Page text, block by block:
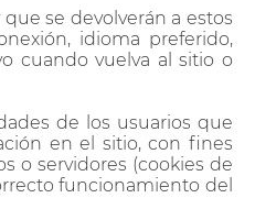
se devolverán a estos
idioma preferido,
cuando vuelva al sitio o
de los usuarios que
en el sitio, con fines
o servidores (cookies de
funcionamiento del